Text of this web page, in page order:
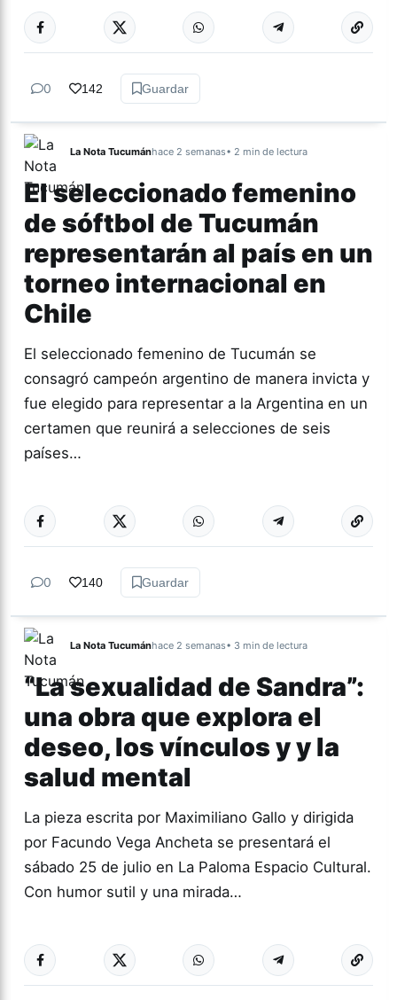
GÉNERO Y
DIVERSIDAD
Más
0 142 Guardar
La Nota Tucumánhace 2 semanas• 2 min de lectura
El seleccionado femenino
de sóftbol de Tucumán
representarán al país en un
torneo internacional en
Chile
El seleccionado femenino de Tucumán se
consagró campeón argentino de manera invicta y
fue elegido para representar a la Argentina en un
certamen que reunirá a selecciones de seis
países…
DEPORTES Más
0 140 Guardar
La Nota Tucumánhace 2 semanas• 3 min de lectura
“La sexualidad de Sandra”:
una obra que explora el
deseo, los vínculos y y la
salud mental
La pieza escrita por Maximiliano Gallo y dirigida
por Facundo Vega Ancheta se presentará el
sábado 25 de julio en La Paloma Espacio Cultural.
Con humor sutil y una mirada…
TEATRO Más